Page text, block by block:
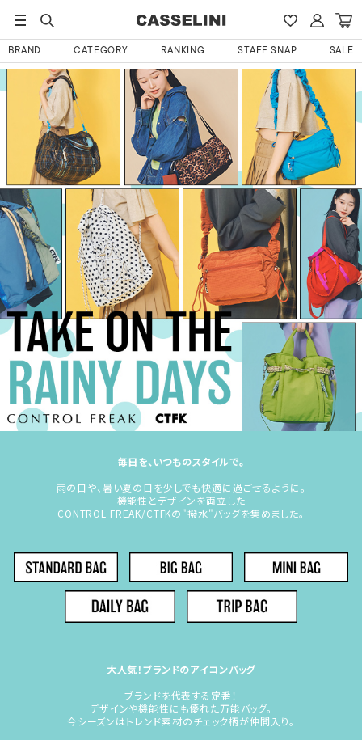
BRAND CATEGORY RANKING STAFF SNAP SALE
毎日を、いつものスタイルで。
雨の日や、暑い夏の日を少しでも快適に過ごせるように。
機能性とデザインを両立した
CONTROL FREAK/CTFKの"撥水"バッグを集めました。
大人気！ブランドのアイコンバッグ
ブランドを代表する定番！
デザインや機能性にも優れた万能バッグ。
今シーズンはトレンド素材のチェック柄が仲間入り。